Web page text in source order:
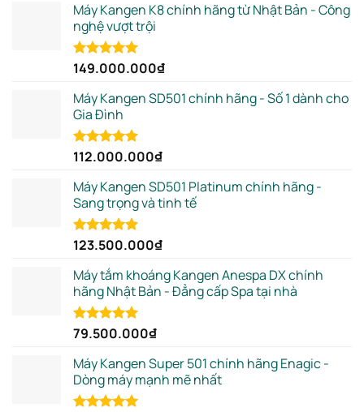
Máy Kangen K8 chính hãng từ Nhật Bản - Công
nghệ vượt trội
Rated5.00
149.000.000₫
Máy Kangen SD501 chính hãng - Số 1 dành cho
Gia Đình
Rated5.00
112.000.000₫
Máy Kangen SD501 Platinum chính hãng -
Sang trọng và tinh tế
Rated5.00
123.500.000₫
Máy tắm khoáng Kangen Anespa DX chính
hãng Nhật Bản - Đẳng cấp Spa tại nhà
Rated5.00
79.500.000₫
Máy Kangen Super 501 chính hãng Enagic -
Dòng máy mạnh mẽ nhất